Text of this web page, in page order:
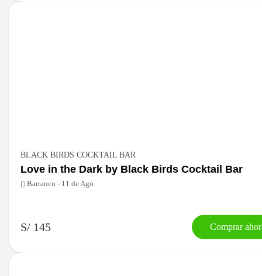
BLACK BIRDS COCKTAIL BAR
Love in the Dark by Black Birds Cocktail Bar
Barranco - 11 de Ago.
S/ 145 Comprar